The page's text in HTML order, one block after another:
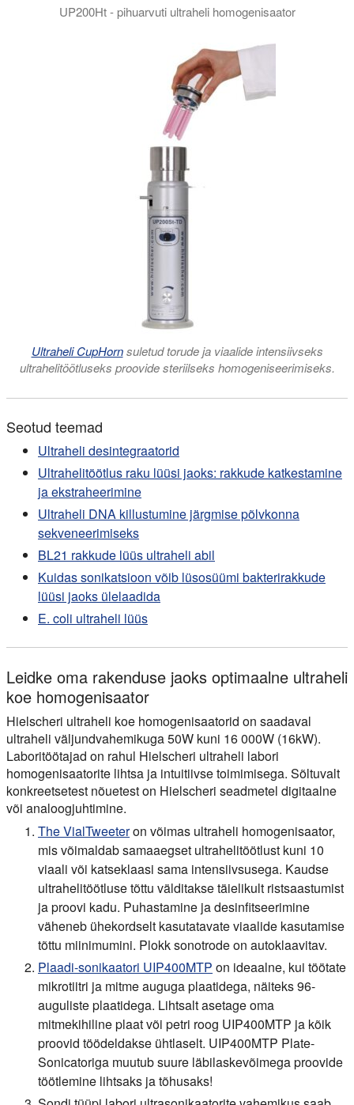
UP200Ht - pihuarvuti ultraheli homogenisaator
Ultraheli CupHornsuletud torude ja viaalide intensiivseks
ultrahelitöötluseks proovide steriilseks homogeniseerimiseks.
Seotud teemad
Ultraheli desintegraatorid
Ultrahelitöötlus raku lüüsi jaoks: rakkude katkestamine
ja ekstraheerimine
Ultraheli DNA killustumine järgmise põlvkonna
sekveneerimiseks
BL21 rakkude lüüs ultraheli abil
Kuidas sonikatsioon võib lüsosüümi bakterirakkude
lüüsi jaoks ülelaadida
E. coli ultraheli lüüs
Leidke oma rakenduse jaoks optimaalne ultraheli
koe homogenisaator
Hielscheri ultraheli koe homogenisaatorid on saadaval
ultraheli väljundvahemikuga 50W kuni 16 000W (16kW).
Laboritöötajad on rahul Hielscheri ultraheli labori
homogenisaatorite lihtsa ja intuitiivse toimimisega. Sõltuvalt
konkreetsetest nõuetest on Hielscheri seadmetel digitaalne
või analoogjuhtimine.
The VialTweeteron võimas ultraheli homogenisaator,
mis võimaldab samaaegset ultrahelitöötlust kuni 10
viaali või katseklaasi sama intensiivsusega. Kaudse
ultrahelitöötluse tõttu välditakse täielikult ristsaastumist
ja proovi kadu. Puhastamine ja desinfitseerimine
väheneb ühekordselt kasutatavate viaalide kasutamise
tõttu miinimumini. Plokk sonotrode on autoklaavitav.
Plaadi-sonikaatori UIP400MTP on ideaalne, kui töötate
mikrotiitri ja mitme auguga plaatidega, näiteks 96-
auguliste plaatidega. Lihtsalt asetage oma
mitmekihiline plaat või petri roog UIP400MTP ja kõik
proovid töödeldakse ühtlaselt. UIP400MTP Plate-
Sonicatoriga muutub suure läbilaskevõimega proovide
töötlemine lihtsaks ja tõhusaks!